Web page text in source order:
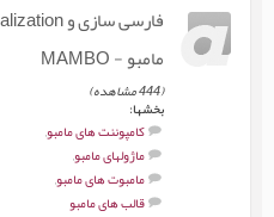
مامبو - MAMBO
(444 مشاهده)
بخشها:
کامپوننت های مامبو,
ماژولهای مامبو,
مامبوت های مامبو,
قالب های مامبو